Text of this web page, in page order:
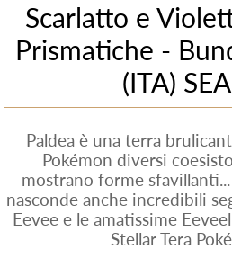
Scarlatto e
Prismatiche -
(ITA)
Paldea è una terra
Pokémon diversi
mostrano forme
nasconde anche incredibili
Eevee e le amatissime
Stellar Tera